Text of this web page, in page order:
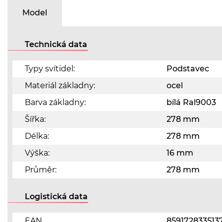
Model
Technická data
Typy svítidel:
Podstavec
Materiál základny:
ocel
Barva základny:
bílá Ral9003
Šířka:
278 mm
Délka:
278 mm
Výška:
16 mm
Průměr:
278 mm
Logistická data